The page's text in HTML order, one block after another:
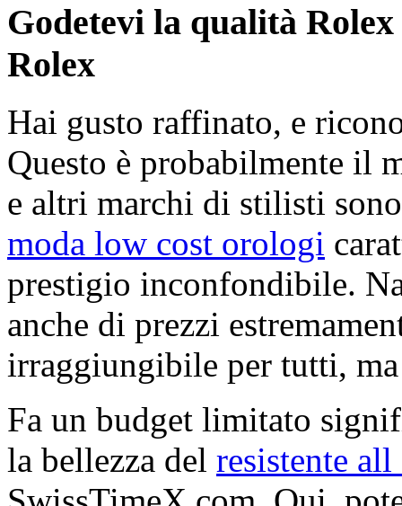
Godetevi la qualità
Rolex
Hai gusto raffinato, e
Questo è probabilmente il
e altri marchi di stilisti
moda low cost orologi
prestigio inconfondibile.
anche di prezzi
irraggiungibile per tutti,
Fa un budget limitato
la bellezza del resistente